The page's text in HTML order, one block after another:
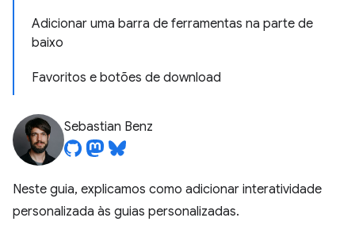
Adicionar uma barra de ferramentas na parte de
baixo
Favoritos e botões de download
Sebastian Benz
Neste guia, explicamos como adicionar interatividade
personalizada às guias personalizadas.